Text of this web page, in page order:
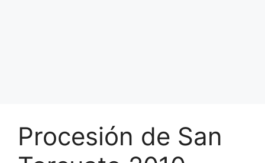
Procesión de San